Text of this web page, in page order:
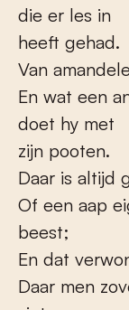
die er les in
heeft gehad.
Van
En wat een
doet hy met
zijn pooten.
Daar is altijd
Of een aap
beest;
En dat
Daar men